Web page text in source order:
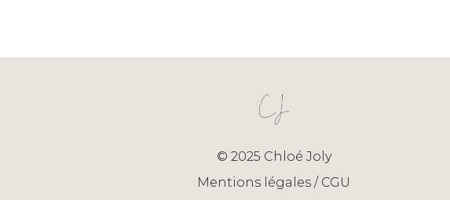
© 2025 Chloé Joly
Mentions légales / CGU